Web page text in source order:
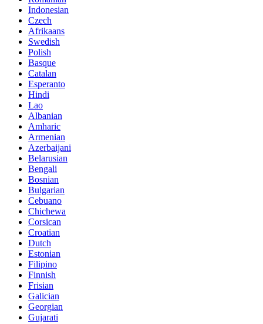
Indonesian
Czech
Afrikaans
Swedish
Polish
Basque
Catalan
Esperanto
Hindi
Lao
Albanian
Amharic
Armenian
Azerbaijani
Belarusian
Bengali
Bosnian
Bulgarian
Cebuano
Chichewa
Corsican
Croatian
Dutch
Estonian
Filipino
Finnish
Frisian
Galician
Georgian
Gujarati